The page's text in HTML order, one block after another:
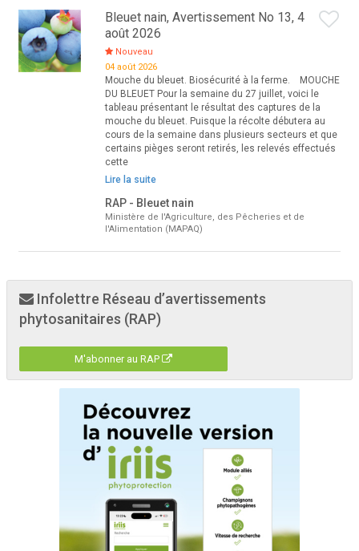
Bleuet nain, Avertissement No 13, 4
août 2026
Nouveau
04 août 2026
Mouche du bleuet. Biosécurité à la ferme. MOUCHE
DU BLEUET Pour la semaine du 27 juillet, voici le
tableau présentant le résultat des captures de la
mouche du bleuet. Puisque la récolte débutera au
cours de la semaine dans plusieurs secteurs et que
certains pièges seront retirés, les relevés effectués
cette
Lire la suite
RAP - Bleuet nain
Ministère de l'Agriculture, des Pêcheries et de
l'Alimentation (MAPAQ)
Infolettre Réseau d’avertissements
phytosanitaires (RAP)
M'abonner au RAP